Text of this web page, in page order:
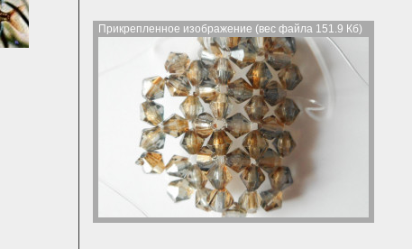
Прикрепленное изображение (вес файла 151.9 Кб)